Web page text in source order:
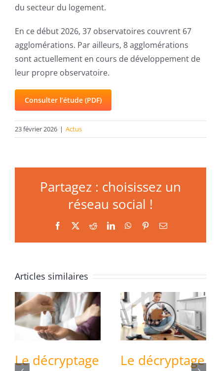
du secteur du logement.
En ce début 2026, 37 observatoires couvrent 67
agglomérations. Par ailleurs, 8 agglomérations
sont actuellement en cours de développement de
leur propre observatoire.
Consulter l’étude (PDF)
23 février 2026 | Actus
Partagez : choisissez un
réseau social !
Facebook RedditLinkedInWhatsApp
PinterestEmail
Articles similaires
Le décryptage
Le décryptage